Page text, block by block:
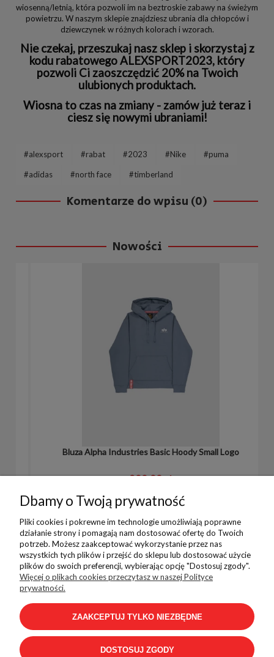
wiosenną/letnią, która pozwoli im na beztroskie zabawy na świeżym
powietrzu. W naszym sklepie znajdziesz ubrania dla chłopców i
dziewczynek w różnych kolorach i wzorach.
Nie czekaj, przeszukaj nasz sklep i skorzystaj z
kodu rabatowego ALEXSPORT2023, który
pozwoli Ci zaoszczędzić 20% na Twoich
ulubionych produktach.
Wiosna to czas na zmiany - zamów już teraz i
ciesz się nowymi ubraniami!
#alexsport #rabat #2023 #Nike #puma
#adidas #north face #timberland
Komentarze do wpisu (0)
Nowości
Bluza Alpha Industries Basic Hoody Small Logo
299,99 zł
Pomoc
Płatności i dostawa
Dbamy o Twoją prywatność
Pliki cookies i pokrewne im technologie umożliwiają poprawne
działanie strony i pomagają nam dostosować ofertę do Twoich
potrzeb. Możesz zaakceptować wykorzystanie przez nas
wszystkich tych plików i przejść do sklepu lub dostosować użycie
plików do swoich preferencji, wybierając opcję "Dostosuj zgody".
Więcej o plikach cookies przeczytasz w naszej Polityce
prywatności.
ZAAKCEPTUJ TYLKO NIEZBĘDNE
DOSTOSUJ ZGODY